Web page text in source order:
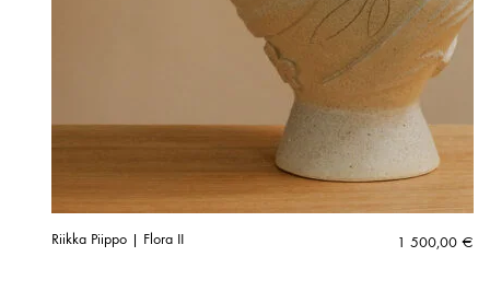
Riikka Piippo | Flora II 1 500,00 €